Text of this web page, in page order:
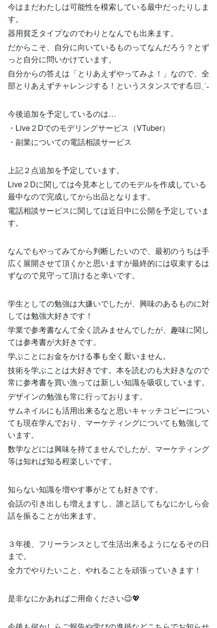
今はまだわたしは可能性を模索している最中だったりしま
す。
器用貧乏タイプなのでわりとなんでも出来ます。
だからこそ、自分に向いているものってなんだろう？とず
っと自分に問いかけています。
自分からの答えは「とりあえずやってみよ！」なので、全
部とりあえずチャレンジする！というスタンスです💪🏻ˎˊ˗
今後追加を予定しているのは…
・Live２Dでのモデリングサービス（VTuber）
・副業についての電話相談サービス
上記２点追加を予定しています。
Live２Dに関しては今見本としてのモデルを作成している
最中なので完成してから出品となります。
電話相談サービスに関しては近日中に公開を予定していま
す。
なんでもやってみてから判断したいので、最初のうちは手
広く展開させて頂くかと思いますが最終的には収束するは
ずなので見守って頂けると幸いです。
学生としての勉強は大嫌いでしたが、興味のあるものに対
しては勉強大好きです！
学業で参考書なんて全く読みませんでしたが、趣味に関し
ては参考書が大好きです。
学ぶことにお金をかける事も全く厭いません。
技術を学ぶことは大好きです。本を読むのも大好きなので
常に参考書を買い漁っては新しい知識を吸収しています。
デザインの勉強も常に行っております。
サムネイルにも活用出来るなと思いキャッチコピーについ
ても現在学んでおり、マーケティングについても勉強して
います。
数学などには興味を持てませんでしたが、マーケティング
等は知れば知る程楽しいです。
知らない知識を増やす事がとても好きです。
会話の引き出しも増えますし、誰と話してもなにかしら会
話を振ることが出来ます。
３年後、フリーランスとして生活出来るようになるその日
まで。
全力でやりたいこと、やれることを頑張っていきます！
是非なにかあればご用命ください😉💖